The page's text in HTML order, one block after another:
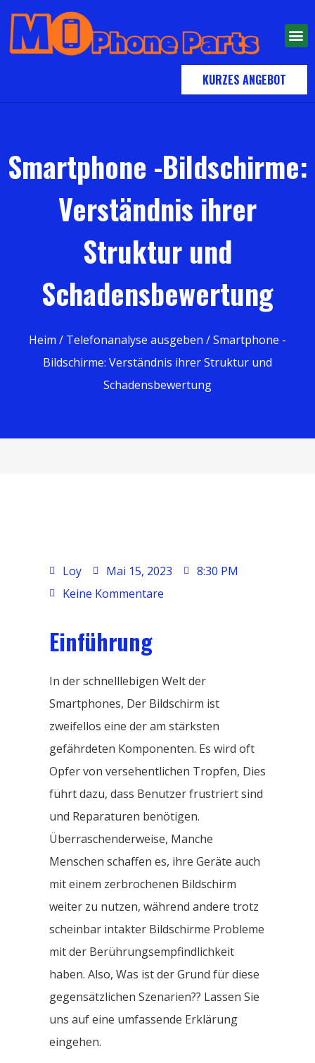
KURZES ANGEBOT
Smartphone -Bildschirme:
Verständnis ihrer
Struktur und
Schadensbewertung
Heim / Telefonanalyse ausgeben / Smartphone -
Bildschirme: Verständnis ihrer Struktur und
Schadensbewertung
Loy Mai 15, 2023
8:30 PM
Keine Kommentare
Einführung
In der schnelllebigen Welt der
Smartphones, Der Bildschirm ist
zweifellos eine der am stärksten
gefährdeten Komponenten. Es wird oft
Opfer von versehentlichen Tropfen, Dies
führt dazu, dass Benutzer frustriert sind
und Reparaturen benötigen.
Überraschenderweise, Manche
Menschen schaffen es, ihre Geräte auch
mit einem zerbrochenen Bildschirm
weiter zu nutzen, während andere trotz
scheinbar intakter Bildschirme Probleme
mit der Berührungsempfindlichkeit
haben. Also, Was ist der Grund für diese
gegensätzlichen Szenarien?? Lassen Sie
uns auf eine umfassende Erklärung
eingehen.